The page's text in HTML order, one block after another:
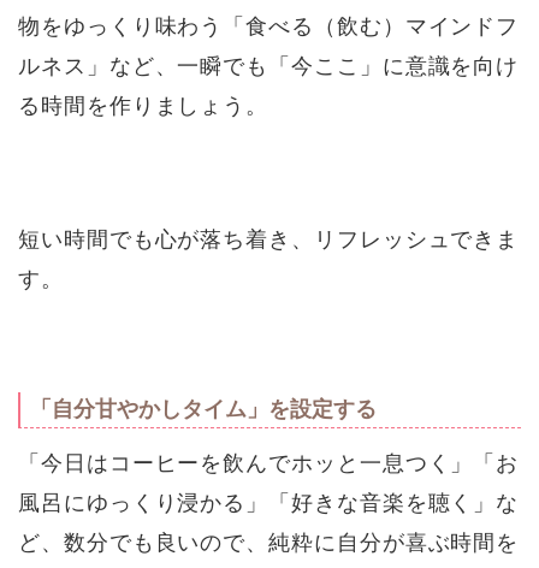
物をゆっくり味わう「食べる（飲む）マインドフ
ルネス」など、一瞬でも「今ここ」に意識を向け
る時間を作りましょう。
短い時間でも心が落ち着き、リフレッシュできま
す。
「自分甘やかしタイム」を設定する
「今日はコーヒーを飲んでホッと一息つく」「お
風呂にゆっくり浸かる」「好きな音楽を聴く」な
ど、数分でも良いので、純粋に自分が喜ぶ時間を